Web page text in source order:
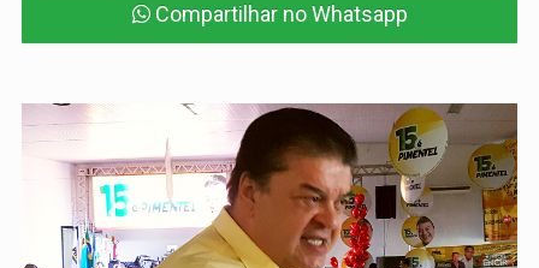
Compartilhar no Whatsapp